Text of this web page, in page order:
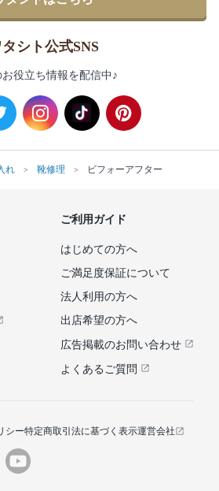
タシト公式SNS
役立ち情報を配信中♪
れ 靴修理 ビフォーアフター
ご利用ガイド
はじめての方へ
ご満足度保証について
法人利用の方へ
出店希望の方へ
広告掲載のお問い合わせ
よくあるご質問
シー特定商取引法に基づく表示運営会社